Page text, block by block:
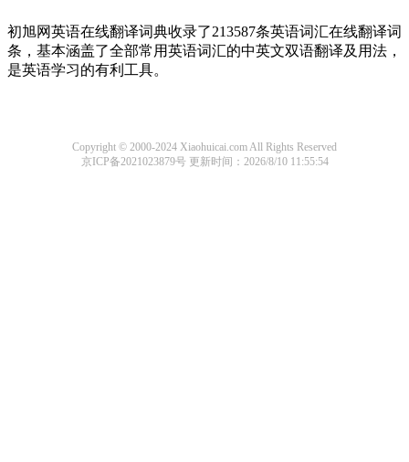
初旭网英语在线翻译词典收录了213587条英语词汇在线翻译词
条，基本涵盖了全部常用英语词汇的中英文双语翻译及用法，
是英语学习的有利工具。
Copyright © 2000-2024 Xiaohuicai.com All Rights Reserved
京ICP备2021023879号更新时间：2026/8/10 11:55:54